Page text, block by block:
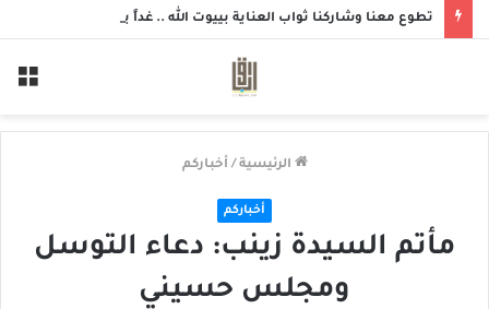
الرئيسية / أخباركم
أخباركم
مأتم السيدة زينب: دعاء التوسل
ومجلس حسيني